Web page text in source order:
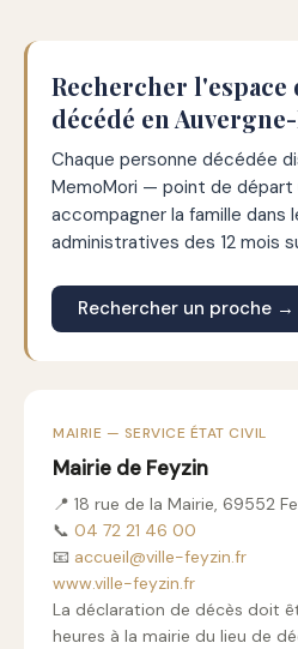
Rechercher
décédé en
Chaque personne décédée
MemoMori — point de départ
accompagner la famille dans
administratives des 12 mois
Rechercher un proche →
MAIRIE — SERVICE ÉTAT CIVIL
Mairie de Feyzin
📍 18 rue de la Mairie, 69552
📞 04 72 21 46 00
📧 accueil@ville-feyzin.fr
www.ville-feyzin.fr
La déclaration de décès doit
heures à la mairie du lieu de